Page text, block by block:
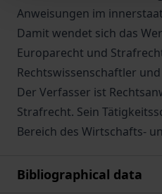
Anweisungen im
Damit wendet sich das
Europarecht und
Rechtswissenschaftler
Der Verfasser ist
Strafrecht. Sein
Bereich des Wirtschafts-
Bibliographical data